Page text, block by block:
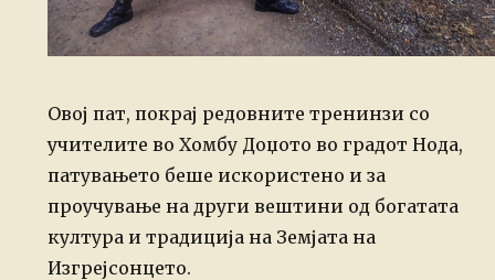
Овој пат, покрај редовните тренинзи со
учителите во Хомбу Доџото во градот Нода,
патувањето беше искористено и за
проучување на други вештини од богатата
култура и традиција на Земјата на
Изгрејсонцето.